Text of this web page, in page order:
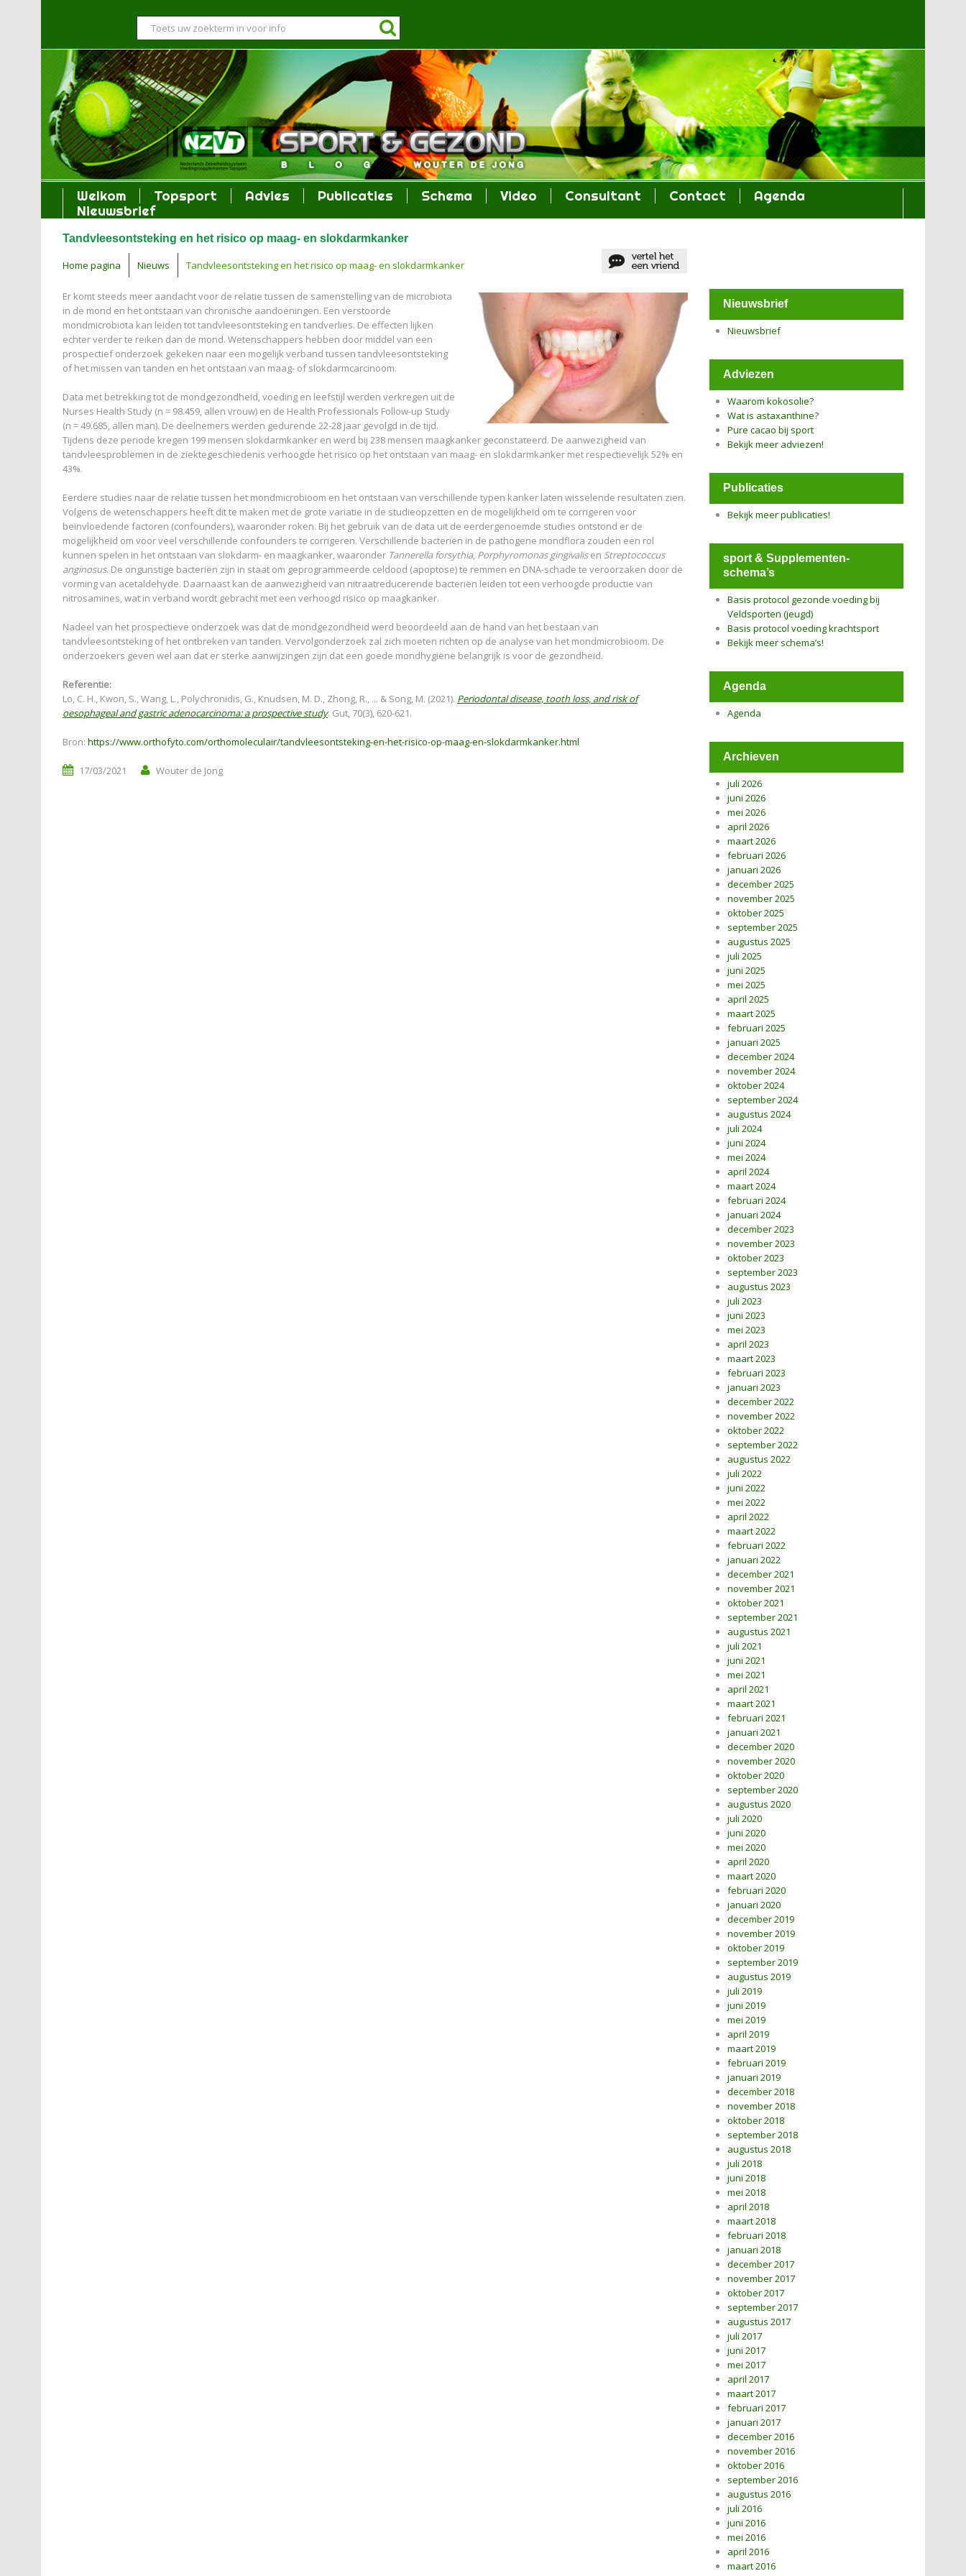
Welkom Topsport Advies Publicaties Schema Video Consultant Contact
Agenda
Nieuwsbrief
Tandvleesontsteking en het risico op maag- en slokdarmkanker
Home pagina Nieuws Tandvleesontsteking en het risico op maag- en slokdarmkanker
Er komt steeds meer aandacht voor de relatie tussen de samenstelling van de microbiota
in de mond en het ontstaan van chronische aandoeningen. Een verstoorde
mondmicrobiota kan leiden tot tandvleesontsteking en tandverlies. De effecten lijken
echter verder te reiken dan de mond. Wetenschappers hebben door middel van een
prospectief onderzoek gekeken naar een mogelijk verband tussen tandvleesontsteking
of het missen van tanden en het ontstaan van maag- of slokdarmcarcinoom.
Data met betrekking tot de mondgezondheid, voeding en leefstijl werden verkregen uit de
Nurses Health Study (n = 98.459, allen vrouw) en de Health Professionals Follow-up Study
(n = 49.685, allen man). De deelnemers werden gedurende 22-28 jaar gevolgd in de tijd.
Tijdens deze periode kregen 199 mensen slokdarmkanker en werd bij 238 mensen maagkanker geconstateerd. De aanwezigheid van
tandvleesproblemen in de ziektegeschiedenis verhoogde het risico op het ontstaan van maag- en slokdarmkanker met respectievelijk 52% en
43%.
Eerdere studies naar de relatie tussen het mondmicrobioom en het ontstaan van verschillende typen kanker laten wisselende resultaten zien.
Volgens de wetenschappers heeft dit te maken met de grote variatie in de studieopzetten en de mogelijkheid om te corrigeren voor
beïnvloedende factoren (confounders), waaronder roken. Bij het gebruik van de data uit de eerdergenoemde studies ontstond er de
mogelijkheid om voor veel verschillende confounders te corrigeren. Verschillende bacteriën in de pathogene mondflora zouden een rol
kunnen spelen in het ontstaan van slokdarm- en maagkanker, waaronder Tannerella forsythia, Porphyromonas gingivalisen Streptococcus
anginosus. De ongunstige bacteriën zijn in staat om geprogrammeerde celdood (apoptose) te remmen en DNA-schade te veroorzaken door de
vorming van acetaldehyde. Daarnaast kan de aanwezigheid van nitraatreducerende bacteriën leiden tot een verhoogde productie van
nitrosamines, wat in verband wordt gebracht met een verhoogd risico op maagkanker.
Nadeel van het prospectieve onderzoek was dat de mondgezondheid werd beoordeeld aan de hand van het bestaan van
tandvleesontsteking of het ontbreken van tanden. Vervolgonderzoek zal zich moeten richten op de analyse van het mondmicrobioom. De
onderzoekers geven wel aan dat er sterke aanwijzingen zijn dat een goede mondhygiëne belangrijk is voor de gezondheid.
Referentie:
Lo, C. H., Kwon, S., Wang, L., Polychronidis, G., Knudsen, M. D., Zhong, R., ... & Song, M. (2021). Periodontal disease, tooth loss, and risk of
oesophageal and gastric adenocarcinoma: a prospective study. Gut, 70(3), 620-621.
Bron: https://www.orthofyto.com/orthomoleculair/tandvleesontsteking-en-het-risico-op-maag-en-slokdarmkanker.html
17/03/2021 Wouter de Jong
Nieuwsbrief
Nieuwsbrief
Adviezen
Waarom kokosolie?
Wat is astaxanthine?
Pure cacao bij sport
Bekijk meer adviezen!
Publicaties
Bekijk meer publicaties!
sport & Supplementen-
schema’s
Basis protocol gezonde voeding bij
Veldsporten (jeugd)
Basis protocol voeding krachtsport
Bekijk meer schema’s!
Agenda
Agenda
Archieven
juli 2026
juni 2026
mei 2026
april 2026
maart 2026
februari 2026
januari 2026
december 2025
november 2025
oktober 2025
september 2025
augustus 2025
juli 2025
juni 2025
mei 2025
april 2025
maart 2025
februari 2025
januari 2025
december 2024
november 2024
oktober 2024
september 2024
augustus 2024
juli 2024
juni 2024
mei 2024
april 2024
maart 2024
februari 2024
januari 2024
december 2023
november 2023
oktober 2023
september 2023
augustus 2023
juli 2023
juni 2023
mei 2023
april 2023
maart 2023
februari 2023
januari 2023
december 2022
november 2022
oktober 2022
september 2022
augustus 2022
juli 2022
juni 2022
mei 2022
april 2022
maart 2022
februari 2022
januari 2022
december 2021
november 2021
oktober 2021
september 2021
augustus 2021
juli 2021
juni 2021
mei 2021
april 2021
maart 2021
februari 2021
januari 2021
december 2020
november 2020
oktober 2020
september 2020
augustus 2020
juli 2020
juni 2020
mei 2020
april 2020
maart 2020
februari 2020
januari 2020
december 2019
november 2019
oktober 2019
september 2019
augustus 2019
juli 2019
juni 2019
mei 2019
april 2019
maart 2019
februari 2019
januari 2019
december 2018
november 2018
oktober 2018
september 2018
augustus 2018
juli 2018
juni 2018
mei 2018
april 2018
maart 2018
februari 2018
januari 2018
december 2017
november 2017
oktober 2017
september 2017
augustus 2017
juli 2017
juni 2017
mei 2017
april 2017
maart 2017
februari 2017
januari 2017
december 2016
november 2016
oktober 2016
september 2016
augustus 2016
juli 2016
juni 2016
mei 2016
april 2016
maart 2016